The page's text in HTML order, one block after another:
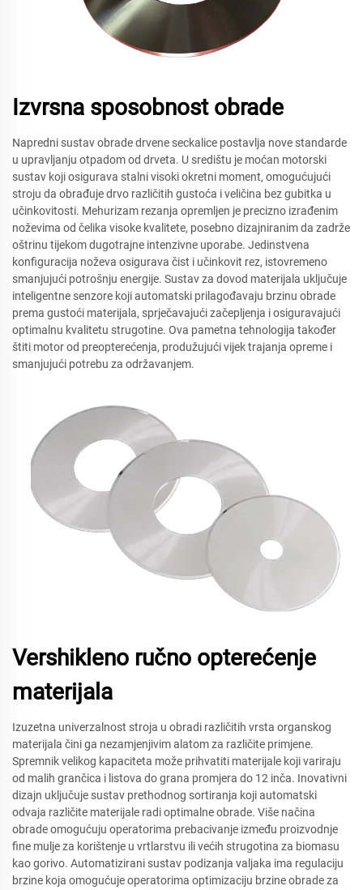
Izvrsna sposobnost obrade
Napredni sustav obrade drvene seckalice postavlja nove standarde
u upravljanju otpadom od drveta. U središtu je moćan motorski
sustav koji osigurava stalni visoki okretni moment, omogućujući
stroju da obrađuje drvo različitih gustoća i veličina bez gubitka u
učinkovitosti. Mehurizam rezanja opremljen je precizno izrađenim
noževima od čelika visoke kvalitete, posebno dizajniranim da zadrže
oštrinu tijekom dugotrajne intenzivne uporabe. Jedinstvena
konfiguracija noževa osigurava čist i učinkovit rez, istovremeno
smanjujući potrošnju energije. Sustav za dovod materijala uključuje
inteligentne senzore koji automatski prilagođavaju brzinu obrade
prema gustoći materijala, sprječavajući začepljenja i osiguravajući
optimalnu kvalitetu strugotine. Ova pametna tehnologija također
štiti motor od preopterećenja, produžujući vijek trajanja opreme i
smanjujući potrebu za održavanjem.
Vershikleno ručno opterećenje
materijala
Izuzetna univerzalnost stroja u obradi različitih vrsta organskog
materijala čini ga nezamjenjivim alatom za različite primjene.
Spremnik velikog kapaciteta može prihvatiti materijale koji variraju
od malih grančica i listova do grana promjera do 12 inča. Inovativni
dizajn uključuje sustav prethodnog sortiranja koji automatski
odvaja različite materijale radi optimalne obrade. Više načina
obrade omogućuju operatorima prebacivanje između proizvodnje
fine mulje za korištenje u vrtlarstvu ili većih strugotina za biomasu
kao gorivo. Automatizirani sustav podizanja valjaka ima regulaciju
brzine koja omogućuje operatorima optimizaciju brzine obrade za